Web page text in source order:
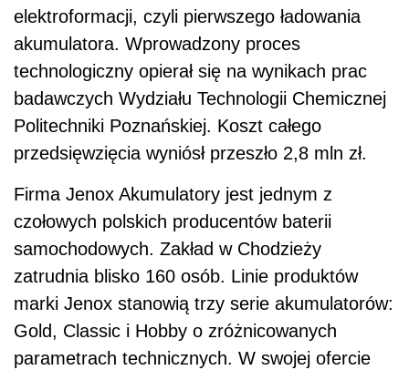
elektroformacji, czyli pierwszego ładowania
akumulatora. Wprowadzony proces
technologiczny opierał się na wynikach prac
badawczych Wydziału Technologii Chemicznej
Politechniki Poznańskiej. Koszt całego
przedsięwzięcia wyniósł przeszło 2,8 mln zł.
Firma Jenox Akumulatory jest jednym z
czołowych polskich producentów baterii
samochodowych. Zakład w Chodzieży
zatrudnia blisko 160 osób. Linie produktów
marki Jenox stanowią trzy serie akumulatorów:
Gold, Classic i Hobby o zróżnicowanych
parametrach technicznych. W swojej ofercie